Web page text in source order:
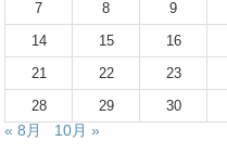
7
8 9
14
15 16
21
22 23
28
29 30
« 8月 10月 »